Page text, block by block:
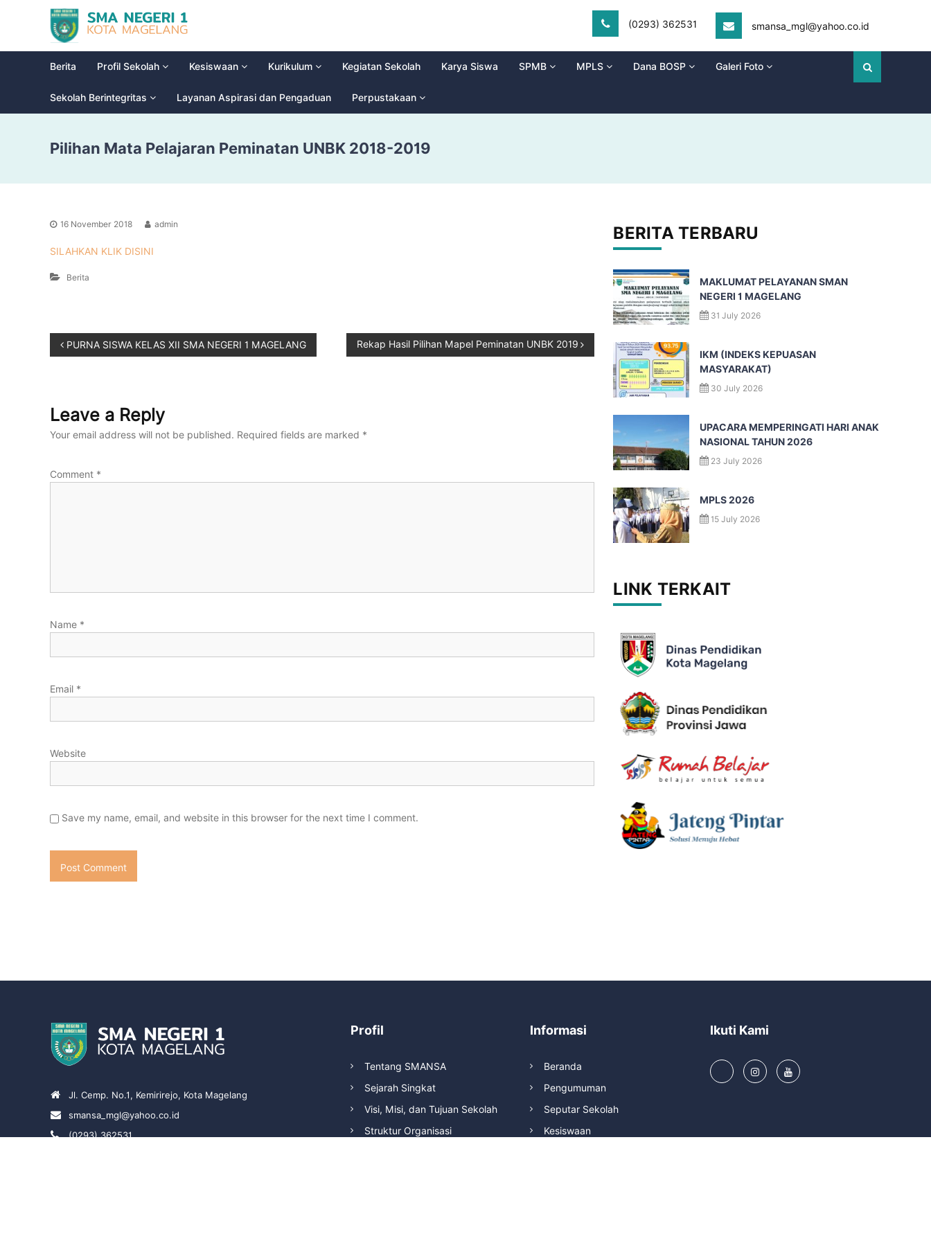
A
N
g
e
i
M
i
o
l
i
(0293) 362531 smansa_mgl@yahoo.co.id
Berita Profil Sekolah Kesiswaan Kurikulum Kegiatan Sekolah Karya Siswa SPMB MPLS Dana BOSP Galeri Foto
Sekolah Berintegritas Layanan Aspirasi dan Pengaduan Perpustakaan
Pilihan Mata Pelajaran Peminatan UNBK 2018-2019
16 November 2018 admin
SILAHKAN KLIK DISINI
Berita
PURNA SISWA KELAS XII SMA NEGERI 1 MAGELANG Rekap Hasil Pilihan Mapel Peminatan UNBK 2019
Leave a Reply
Your email address will not be published. Required fields are marked *
Comment *
Name *
Email *
Website
Save my name, email, and website in this browser for the next time I comment.
BERITA TERBARU
MAKLUMAT PELAYANAN SMAN
NEGERI 1 MAGELANG
31 July 2026
IKM (INDEKS KEPUASAN
MASYARAKAT)
30 July 2026
UPACARA MEMPERINGATI HARI ANAK
NASIONAL TAHUN 2026
23 July 2026
MPLS 2026
15 July 2026
LINK TERKAIT
Jl. Cemp. No.1, Kemirirejo, Kota Magelang
smansa_mgl@yahoo.co.id
(0293) 362531
Profil
Tentang SMANSA
Sejarah Singkat
Visi, Misi, dan Tujuan Sekolah
Struktur Organisasi
Informasi
Beranda
Pengumuman
Seputar Sekolah
Kesiswaan
Ikuti Kami